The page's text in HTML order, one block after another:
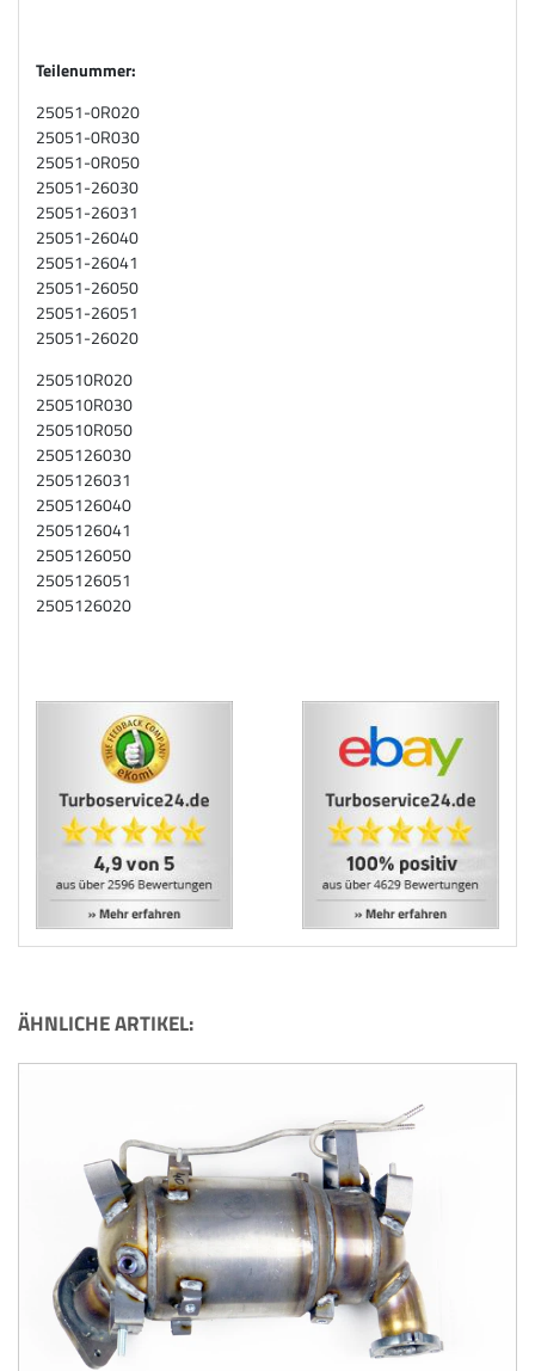
Teilenummer:
25051-0R020
25051-0R030
25051-0R050
25051-26030
25051-26031
25051-26040
25051-26041
25051-26050
25051-26051
25051-26020
250510R020
250510R030
250510R050
2505126030
2505126031
2505126040
2505126041
2505126050
2505126051
2505126020
ÄHNLICHE ARTIKEL: